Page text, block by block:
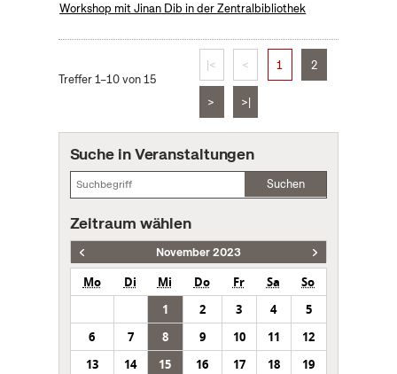
Workshop mit Jinan Dib in der Zentralbibliothek
Treffer 1–10 von 15
|< < 1 2
> >|
Suche in Veranstaltungen
Suchen
Zeitraum wählen
November 2023
Mo Di Mi Do Fr Sa
So
1
2 3 4
5
6
7 8 9 10 11
12
13
14 15 16 17 18
19